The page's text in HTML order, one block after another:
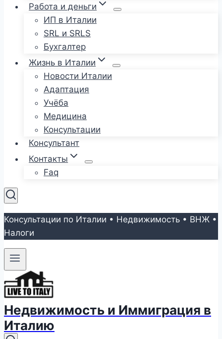
Работа и деньги
ИП в Италии
SRL и SRLS
Бухгалтер
Жизнь в Италии
Новости Италии
Адаптация
Учёба
Медицина
Консультации
Консультант
Контакты
Faq
Консультации по Италии • Недвижимость • ВНЖ •
Налоги
Недвижимость и Иммиграция в
Италию